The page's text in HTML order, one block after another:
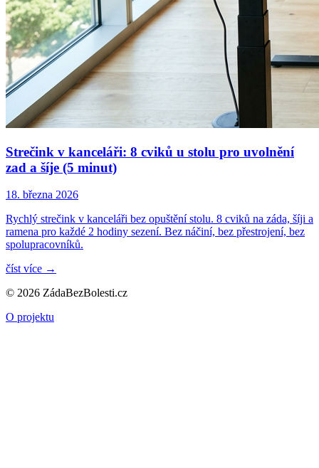
Strečink v kanceláři: 8 cviků u stolu pro uvolnění
zad a šíje (5 minut)
18. března 2026
Rychlý strečink v kanceláři bez opuštění stolu. 8 cviků na záda, šíji a
ramena pro každé 2 hodiny sezení. Bez náčiní, bez přestrojení, bez
spolupracovníků.
číst více →
© 2026 ZádaBezBolesti.cz
O projektu